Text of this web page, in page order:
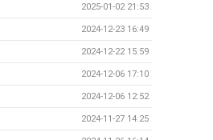
2025-01-02 21:53
2024-12-23 16:49
2024-12-22 15:59
2024-12-06 17:10
2024-12-06 12:52
2024-11-27 14:25